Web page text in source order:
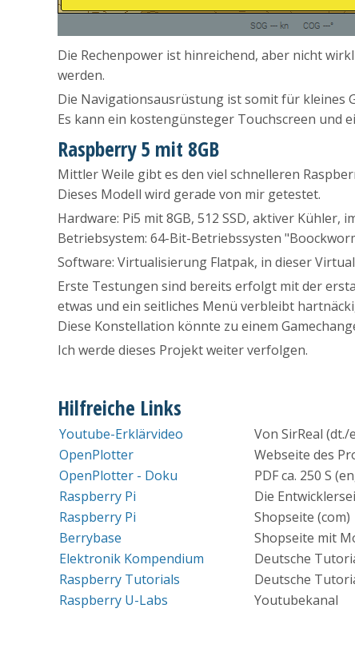
Die Rechenpower ist hinreichend, aber nicht
werden.
Die Navigationsausrüstung ist somit für kleines
Es kann ein kostengünsteger Touchscreen und
Raspberry 5 mit 8GB
Mittler Weile gibt es den viel schnelleren
Dieses Modell wird gerade von mir getestet.
Hardware: Pi5 mit 8GB, 512 SSD, aktiver
Betriebsystem: 64-Bit-Betriebssysten
Software: Virtualisierung Flatpak, in dieser
Erste Testungen sind bereits erfolgt mit der
etwas und ein seitliches Menü verbleibt
Diese Konstellation könnte zu einem
Ich werde dieses Projekt weiter verfolgen.
Hilfreiche Links
Youtube-Erklärvideo
Von SirReal (dt./
OpenPlotter
Webseite des
OpenPlotter - Doku
PDF ca. 250 S
Raspberry Pi
Die
Raspberry Pi
Shopseite (com)
Berrybase
Shopseite mit
Elektronik Kompendium
Deutsche
Raspberry Tutorials
Deutsche
Raspberry U-Labs
Youtubekanal